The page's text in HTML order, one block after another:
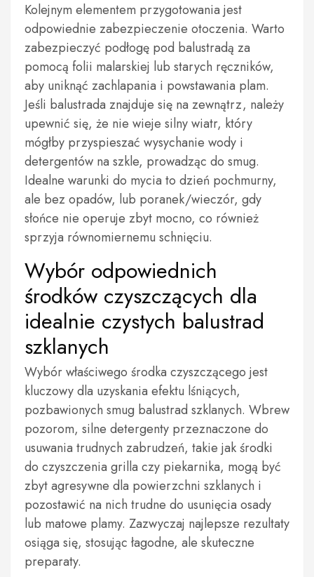
Kolejnym elementem przygotowania jest
odpowiednie zabezpieczenie otoczenia. Warto
zabezpieczyć podłogę pod balustradą za
pomocą folii malarskiej lub starych ręczników,
aby uniknąć zachlapania i powstawania plam.
Jeśli balustrada znajduje się na zewnątrz, należy
upewnić się, że nie wieje silny wiatr, który
mógłby przyspieszać wysychanie wody i
detergentów na szkle, prowadząc do smug.
Idealne warunki do mycia to dzień pochmurny,
ale bez opadów, lub poranek/wieczór, gdy
słońce nie operuje zbyt mocno, co również
sprzyja równomiernemu schnięciu.
Wybór odpowiednich
środków czyszczących dla
idealnie czystych balustrad
szklanych
Wybór właściwego środka czyszczącego jest
kluczowy dla uzyskania efektu lśniących,
pozbawionych smug balustrad szklanych. Wbrew
pozorom, silne detergenty przeznaczone do
usuwania trudnych zabrudzeń, takie jak środki
do czyszczenia grilla czy piekarnika, mogą być
zbyt agresywne dla powierzchni szklanych i
pozostawić na nich trudne do usunięcia osady
lub matowe plamy. Zazwyczaj najlepsze rezultaty
osiąga się, stosując łagodne, ale skuteczne
preparaty.